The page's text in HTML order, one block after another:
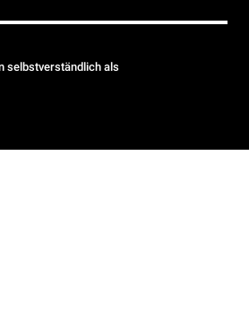
selbstverständlich als